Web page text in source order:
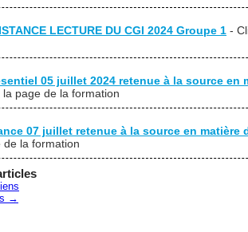
LECTURE DU CGI 2024 Groupe 1 -
05 juillet 2024 retenue à la source en
page de la formation
07 juillet retenue à la source en matière
la formation
→